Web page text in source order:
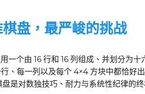
盘，最严峻的挑战
一个由 16 行和 16 列组成、并划分
每一列以及每个 4×4 方块中都恰好
是对数独技巧、耐力与系统性纪律的